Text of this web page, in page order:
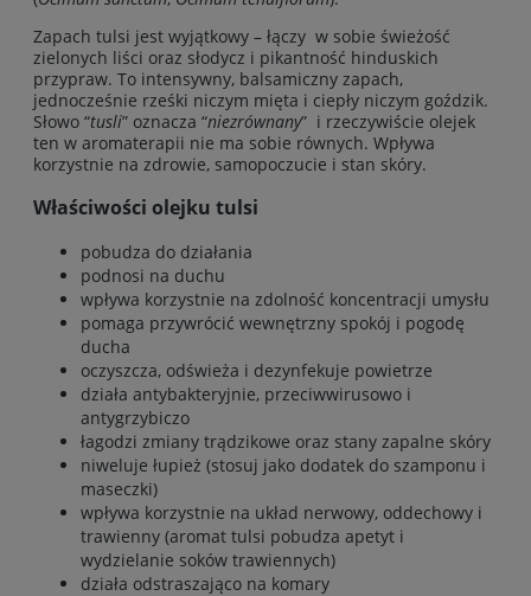
Zapach tulsi jest wyjątkowy – łączy w sobie świeżość
zielonych liści oraz słodycz i pikantność hinduskich
przypraw. To intensywny, balsamiczny zapach,
jednocześnie rześki niczym mięta i ciepły niczym goździk.
Słowo “tusli” oznacza “niezrównany” i rzeczywiście olejek
ten w aromaterapii nie ma sobie równych. Wpływa
korzystnie na zdrowie, samopoczucie i stan skóry.
Właściwości olejku tulsi
pobudza do działania
podnosi na duchu
wpływa korzystnie na zdolność koncentracji umysłu
pomaga przywrócić wewnętrzny spokój i pogodę
ducha
oczyszcza, odświeża i dezynfekuje powietrze
działa antybakteryjnie, przeciwwirusowo i
antygrzybiczo
łagodzi zmiany trądzikowe oraz stany zapalne skóry
niweluje łupież (stosuj jako dodatek do szamponu i
maseczki)
wpływa korzystnie na układ nerwowy, oddechowy i
trawienny (aromat tulsi pobudza apetyt i
wydzielanie soków trawiennych)
działa odstraszająco na komary